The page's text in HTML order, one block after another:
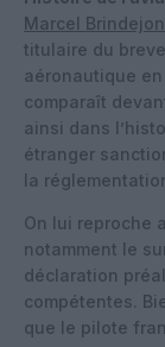
Marcel
titulaire du
aéronautique en
comparaît
ainsi dans
étranger
la
On lui reproche
notamment le
déclaration
compétentes.
que le pilote